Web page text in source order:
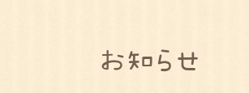
お知らせ